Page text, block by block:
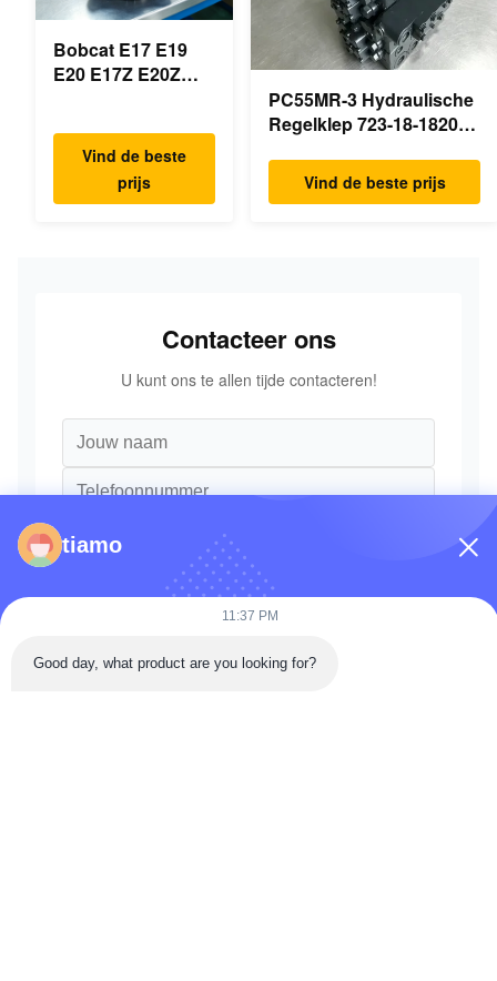
Bobcat E17 E19
E20 E17Z E20Z
7024419 Voor mini
graafmachine
Vind de beste
prijs
PC55MR-3 Hydraulische
Regelklep 723-18-18200
18202 voor KOMATSU
Graafmachine Originele
Vind de beste prijs
Contacteer ons
U kunt ons te allen tijde contacteren!
tiamo
11:37 PM
Good day, what product are you looking for?